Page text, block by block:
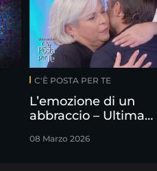
C'È POSTA PER TE
L’emozione di un
abbraccio – Ultima
08 Marzo 2026